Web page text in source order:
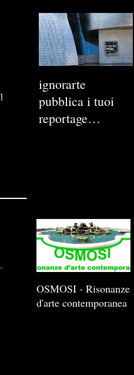
ignorarte
pubblica i tuoi
reportage
OSMOSI - Risonanze
d'arte contemporanea